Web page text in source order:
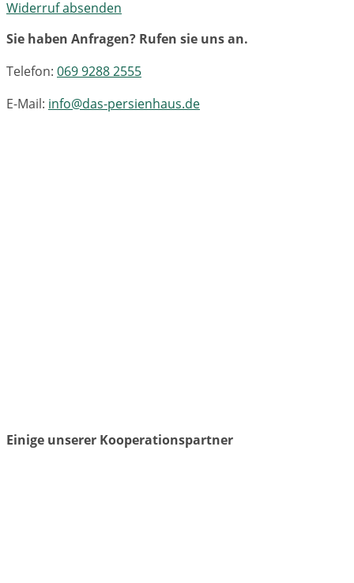
Widerruf absenden
Sie haben Anfragen? Rufen sie uns an.
Telefon: 069 9288 2555
E-Mail: info@das-persienhaus.de
Einige unserer Kooperationspartner